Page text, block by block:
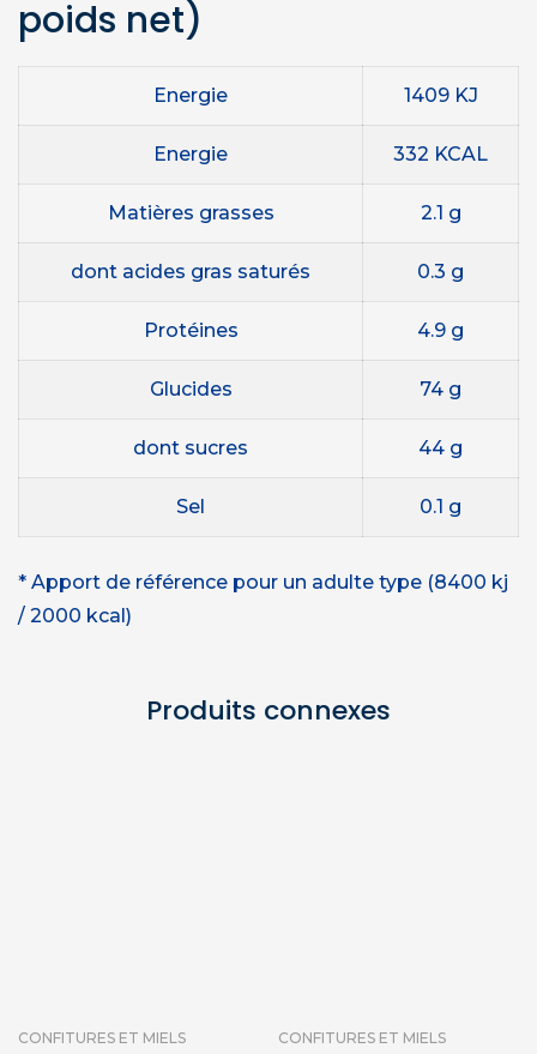
poids net)
Energie 1409 KJ
Energie 332 KCAL
Matières grasses 2.1 g
dont acides gras saturés 0.3 g
Protéines 4.9 g
Glucides 74 g
dont sucres 44 g
Sel 0.1 g
* Apport de référence pour un adulte type (8400 kj
/ 2000 kcal)
Produits connexes
CONFITURES ET MIELS CONFITURES ET MIELS